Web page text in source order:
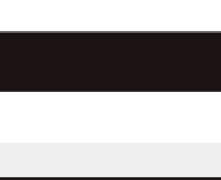
個人情報保護管理者：上根 彩